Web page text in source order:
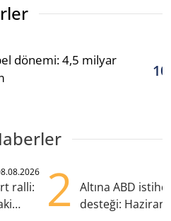
dönemi: 4,5 milyar
ralli:
2
Altına ABD
desteği: